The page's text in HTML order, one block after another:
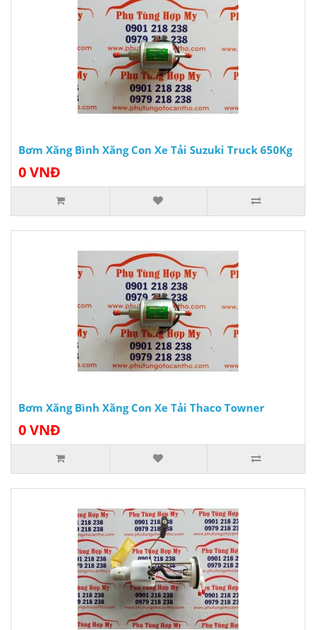
Bơm Xăng Bình Xăng Con Xe Tải Suzuki Truck 650Kg
0 VNĐ
Bơm Xăng Bình Xăng Con Xe Tải Thaco Towner
0 VNĐ